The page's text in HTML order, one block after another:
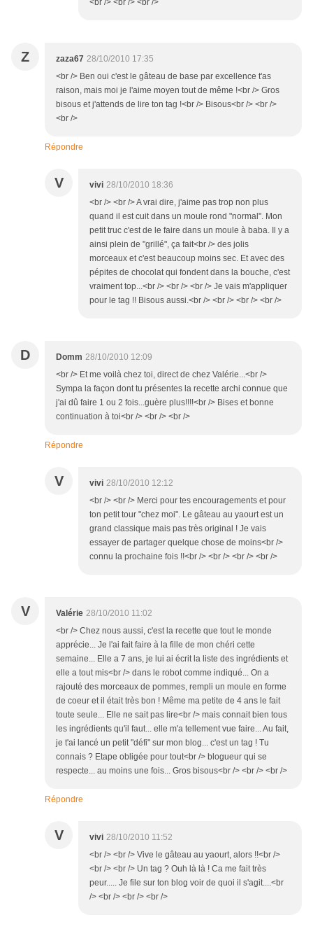
<br /> <br /> <br />
Z zaza67 28/10/2010 17:35
<br /> Ben oui c'est le gâteau de base par excellence t'as
raison, mais moi je l'aime moyen tout de même !<br /> Gros
bisous et j'attends de lire ton tag !<br /> Bisous<br /> <br />
<br />
Répondre
V vivi 28/10/2010 18:36
<br /> <br /> A vrai dire, j'aime pas trop non plus
quand il est cuit dans un moule rond "normal". Mon
petit truc c'est de le faire dans un moule à baba. Il y a
ainsi plein de "grillé", ça fait<br /> des jolis
morceaux et c'est beaucoup moins sec. Et avec des
pépites de chocolat qui fondent dans la bouche, c'est
vraiment top...<br /> <br /> <br /> Je vais m'appliquer
pour le tag !! Bisous aussi.<br /> <br /> <br /> <br />
D Domm 28/10/2010 12:09
<br /> Et me voilà chez toi, direct de chez Valérie...<br />
Sympa la façon dont tu présentes la recette archi connue que
j'ai dû faire 1 ou 2 fois...guère plus!!!!<br /> Bises et bonne
continuation à toi<br /> <br /> <br />
Répondre
V vivi 28/10/2010 12:12
<br /> <br /> Merci pour tes encouragements et pour
ton petit tour "chez moi". Le gâteau au yaourt est un
grand classique mais pas très original ! Je vais
essayer de partager quelque chose de moins<br />
connu la prochaine fois !!<br /> <br /> <br /> <br />
V Valérie 28/10/2010 11:02
<br /> Chez nous aussi, c'est la recette que tout le monde
apprécie... Je l'ai fait faire à la fille de mon chéri cette
semaine... Elle a 7 ans, je lui ai écrit la liste des ingrédients et
elle a tout mis<br /> dans le robot comme indiqué... On a
rajouté des morceaux de pommes, rempli un moule en forme
de coeur et il était très bon ! Même ma petite de 4 ans le fait
toute seule... Elle ne sait pas lire<br /> mais connait bien tous
les ingrédients qu'il faut... elle m'a tellement vue faire... Au fait,
je t'ai lancé un petit "défi" sur mon blog... c'est un tag ! Tu
connais ? Etape obligée pour tout<br /> blogueur qui se
respecte... au moins une fois... Gros bisous<br /> <br /> <br />
Répondre
V vivi 28/10/2010 11:52
<br /> <br /> Vive le gâteau au yaourt, alors !!<br />
<br /> <br /> Un tag ? Ouh là là ! Ca me fait très
peur..... Je file sur ton blog voir de quoi il s'agit....<br
/> <br /> <br /> <br />